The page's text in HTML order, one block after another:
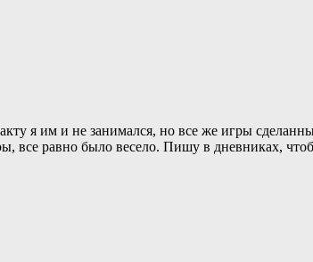
я им и не занимался, но все же игры
все равно было весело. Пишу в дневниках,